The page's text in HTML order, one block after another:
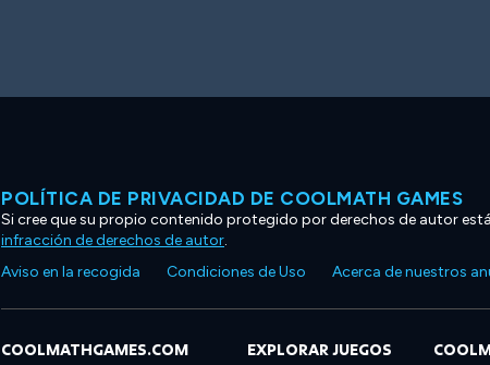
POLÍTICA DE PRIVACIDAD DE COOLMATH GAMES
Si cree que su propio contenido protegido por derechos de autor
infracción de derechos de autor.
Aviso en la recogida
Condiciones de Uso Acerca de nuestros
COOLMATHGAMES.COM EXPLORAR JUEGOS